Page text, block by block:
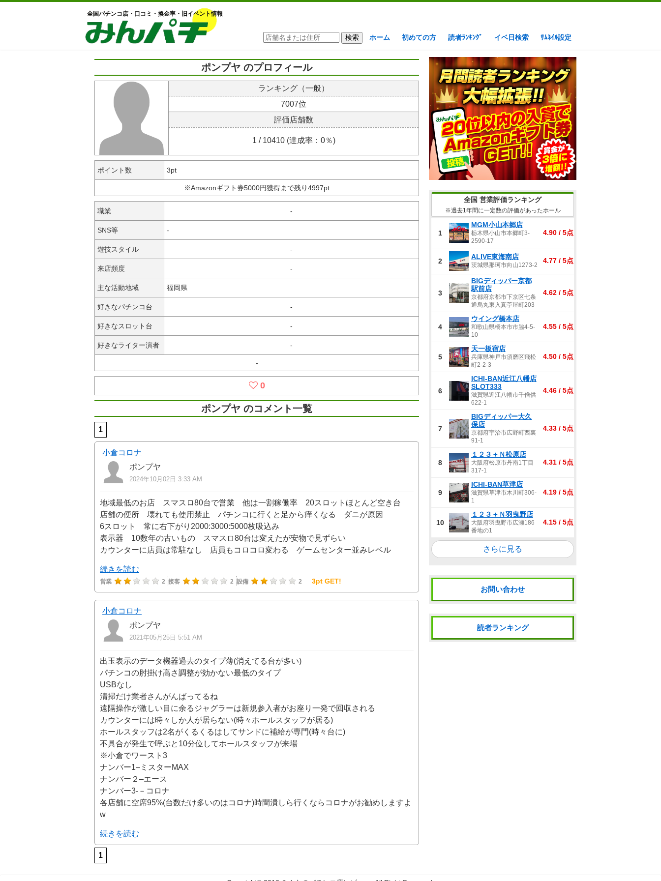
全国パチンコ店・口コミ・換金率・旧イベント情報
ホーム 初めての方 読者ﾗﾝｷﾝｸﾞ イベ日検索 ｻﾑﾈｲﾙ設定
ポンプヤ のプロフィール
ランキング（一般）
7007位
評価店舗数
1 / 10410 (達成率：0％)
ポイント数 3pt
※Amazonギフト券5000円獲得まで残り4997pt
職業 -
SNS等 -
遊技スタイル -
来店頻度 -
主な活動地域 福岡県
好きなパチンコ台 -
好きなスロット台 -
好きなライター演者 -
-
0
ポンプヤ のコメント一覧
1
小倉コロナ
ポンプヤ
2024年10月02日 3:33 AM
地域最低のお店 スマスロ80台で営業 他は一割稼働率 20スロットほとんど空き台
店舗の便所 壊れても使用禁止 パチンコに行くと足から痒くなる ダニが原因
6スロット 常に右下がり2000:3000:5000枚吸込み
表示器 10数年の古いもの スマスロ80台は変えたが安物で見ずらい
カウンターに店員は常駐なし 店員もコロコロ変わる ゲームセンター並みレベル
続きを読む
営業 2 接客 2 設備 2 3pt GET!
小倉コロナ
ポンプヤ
2021年05月25日 5:51 AM
出玉表示のデータ機器過去のタイプ薄(消えてる台が多い)
パチンコの肘掛け高さ調整が効かない最低のタイプ
USBなし
清掃だけ業者さんがんばってるね
遠隔操作が激しい目に余るジャグラーは新規参入者がお座り一発で回収される
カウンターには時々しか人が居らない(時々ホールスタッフが居る)
ホールスタッフは2名がくるくるはしてサンドに補給が専門(時々台に)
不具合が発生で呼ぶと10分位してホールスタッフが来場
※小倉でワースト3
ナンバー1–ミスターMAX
ナンバー２–エース
ナンバー3-－コロナ
各店舗に空席95%(台数だけ多いのはコロナ)時間潰しら行くならコロナがお勧めしますよ
w
続きを読む
1
全国 営業評価ランキング
※過去1年間に一定数の評価があったホール
1
MGM小山本郷店
栃木県小山市本郷町3-
2590-17
4.90 / 5点
2
ALIVE東海南店
茨城県那珂市向山1273-2
4.77 / 5点
3
BIGディッパー京都
駅前店
京都府京都市下京区七条
通烏丸東入真苧屋町203
4.62 / 5点
4
ウイング橋本店
和歌山県橋本市市脇4-5-
10
4.55 / 5点
5
天一板宿店
兵庫県神戸市須磨区飛松
町2-2-3
4.50 / 5点
6
ICHI-BAN近江八幡店
SLOT333
滋賀県近江八幡市千僧供
622-1
4.46 / 5点
7
BIGディッパー大久
保店
京都府宇治市広野町西裏
91-1
4.33 / 5点
8
１２３＋Ｎ松原店
大阪府松原市丹南1丁目
317-1
4.31 / 5点
9
ICHI-BAN草津店
滋賀県草津市木川町306-
1
4.19 / 5点
10
１２３＋Ｎ羽曳野店
大阪府羽曳野市広瀬186
番地の1
4.15 / 5点
さらに見る
お問い合わせ
読者ランキング